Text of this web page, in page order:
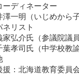
ーディネーター
澤一明（いじめから
ネリスト
家弘介氏（参議院議
葉孝司氏（中学校教
援：北海道教育委員